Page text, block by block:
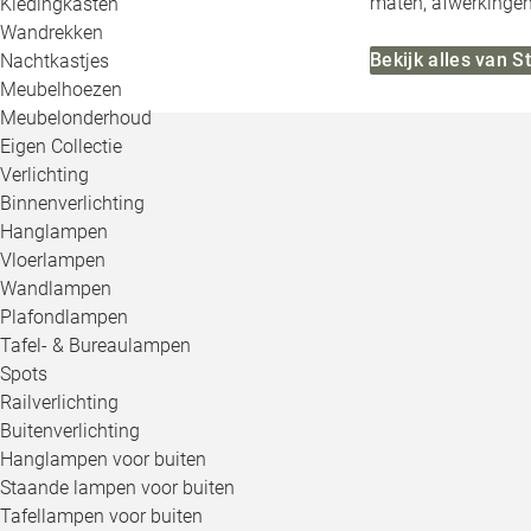
Wandrekken
Nachtkastjes
Meubelhoezen
Meubelonderhoud
Eigen Collectie
Verlichting
Binnenverlichting
Hanglampen
Vloerlampen
Wandlampen
Plafondlampen
Tafel- & Bureaulampen
Spots
Railverlichting
Buitenverlichting
Hanglampen voor buiten
Staande lampen voor buiten
Tafellampen voor buiten
Bekijk alles van